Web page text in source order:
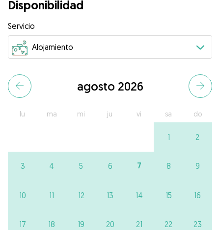
Disponibilidad
Servicio
agosto 2026
lu ma mi ju vi sa do
1 2
3 4 5 6 7 8 9
10 11 12 13 14 15 16
17 18 19 20 21 22 23